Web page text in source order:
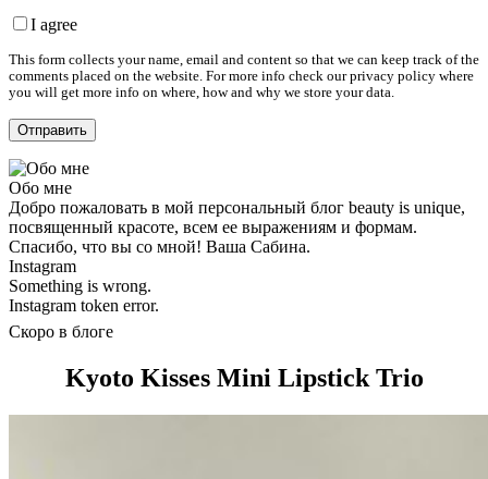
I agree
This form collects your name, email and content so that we can keep track of the
comments placed on the website. For more info check our privacy policy where
you will get more info on where, how and why we store your data.
Обо мне
Добро пожаловать в мой персональный блог beauty is unique,
посвященный красоте, всем ее выражениям и формам.
Спасибо, что вы со мной! Ваша Сабина.
Instagram
Something is wrong.
Instagram token error.
Скоро в блоге
Kyoto Kisses Mini Lipstick Trio